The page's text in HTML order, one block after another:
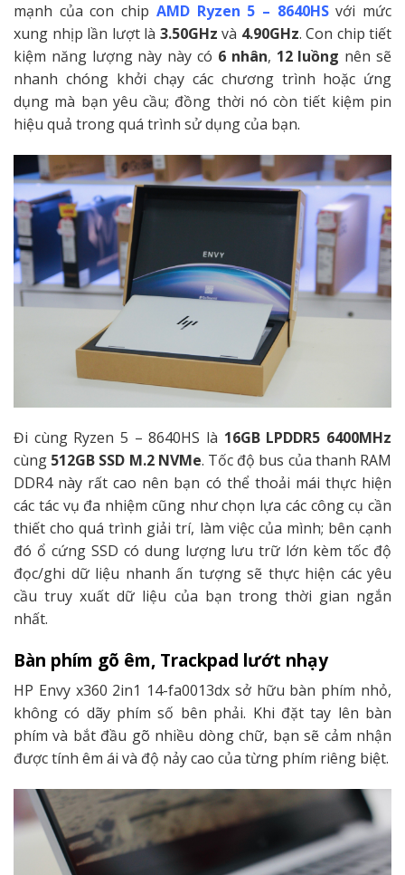
mạnh của con chip AMD Ryzen 5 – 8640HS với mức
xung nhịp lần lượt là 3.50GHz và 4.90GHz. Con chip tiết
kiệm năng lượng này này có 6 nhân, 12 luồng nên sẽ
nhanh chóng khởi chạy các chương trình hoặc ứng
dụng mà bạn yêu cầu; đồng thời nó còn tiết kiệm pin
hiệu quả trong quá trình sử dụng của bạn.
Đi cùng Ryzen 5 – 8640HS là 16GB LPDDR5 6400MHz
cùng 512GB SSD M.2 NVMe. Tốc độ bus của thanh RAM
DDR4 này rất cao nên bạn có thể thoải mái thực hiện
các tác vụ đa nhiệm cũng như chọn lựa các công cụ cần
thiết cho quá trình giải trí, làm việc của mình; bên cạnh
đó ổ cứng SSD có dung lượng lưu trữ lớn kèm tốc độ
đọc/ghi dữ liệu nhanh ấn tượng sẽ thực hiện các yêu
cầu truy xuất dữ liệu của bạn trong thời gian ngắn
nhất.
Bàn phím gõ êm, Trackpad lướt nhạy
HP Envy x360 2in1 14-fa0013dx sở hữu bàn phím nhỏ,
không có dãy phím số bên phải. Khi đặt tay lên bàn
phím và bắt đầu gõ nhiều dòng chữ, bạn sẽ cảm nhận
được tính êm ái và độ nảy cao của từng phím riêng biệt.